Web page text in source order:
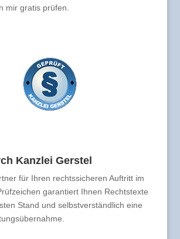
mir gratis prüfen.
Kanzlei Gerstel
für Ihren rechtssicheren Auftritt im
garantiert Ihnen Rechtstexte
Stand und selbstverständlich eine